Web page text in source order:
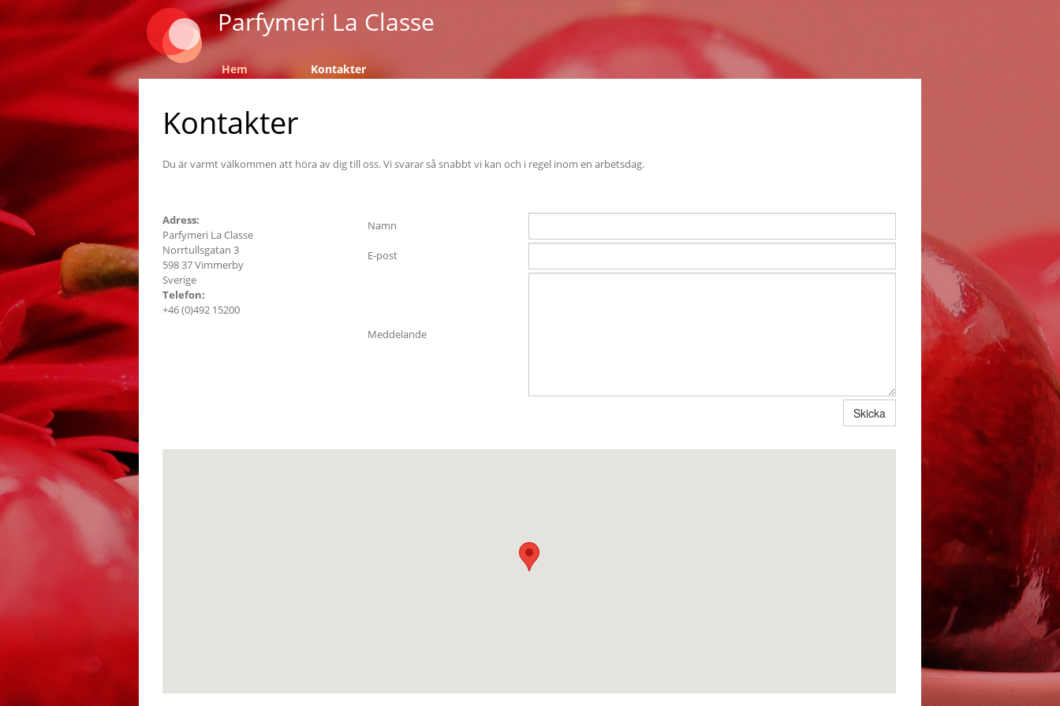
Hem Kontakter
Parfymeri La Classe
Kontakter
Du är varmt välkommen att höra av dig till oss. Vi svarar så snabbt vi kan och i regel inom en arbetsdag.
Namn
E-post
Meddelande
Skicka
Adress:
Parfymeri La Classe
Norrtullsgatan 3
598 37 Vimmerby
Sverige
Telefon:
+46 (0)492 15200